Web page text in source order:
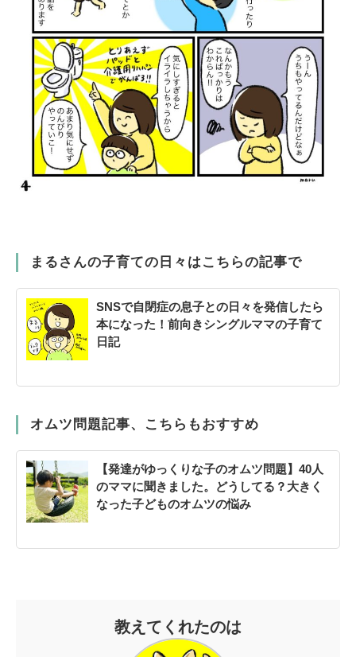
まるさんの子育ての日々はこちらの記事で
SNSで自閉症の息子との日々を発信したら
本になった！前向きシングルママの子育て
日記
オムツ問題記事、こちらもおすすめ
【発達がゆっくりな子のオムツ問題】40人
のママに聞きました。どうしてる？大きく
なった子どものオムツの悩み
教えてくれたのは